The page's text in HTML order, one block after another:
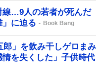
線…9人の若者が死んだ
」に迫る
Book Bang
」を飲み干しゲロまみ
を失くした」子供時代